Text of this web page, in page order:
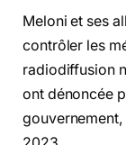
Meloni et ses
contrôler les
radiodiffusion
ont dénoncée
gouvernement,